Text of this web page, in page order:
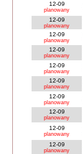
12-09
planowany
12-09
planowany
12-09
planowany
12-09
planowany
12-09
planowany
12-09
planowany
12-09
planowany
12-09
planowany
12-09
planowany
12-09
planowany